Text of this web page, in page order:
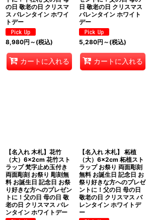
の日 敬老の日 クリスマ
ス バレンタイン ホワイ
トデー
8,980円 ～ (税込)
カートに入れる
日 敬老の日 クリスマス
バレンタイン ホワイト
デー
5,280円 ～ (税込)
カートに入れる
【名入れ 木札】花竹
（大）6×2cm 花竹スト
ラップ 梵字止め玉付き
両面彫刻 お祭り 彫刻無
料 お誕生日 記念日 お祭
り好きな方へのプレゼン
トに！父の日 母の日 敬
老の日 クリスマス バレ
ンタイン ホワイトデー
【名入れ 木札】 柘植
（大）6×2cm 柘植スト
ラップ お祭り 両面彫刻
無料 お誕生日 記念日 お
祭り好きな方へのプレゼ
ントに！父の日 母の日
敬老の日 クリスマス バ
レンタイン ホワイトデ
ー